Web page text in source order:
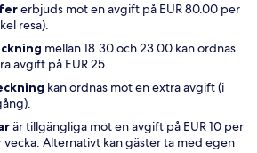
erbjuds mot en avgift på EUR 80.00 per
resa).
mellan 18.30 och 23.00 kan ordnas
avgift på EUR 25.
kan ordnas mot en extra avgift (i
är tillgängliga mot en avgift på EUR 10 per
vecka. Alternativt kan gäster ta med egen